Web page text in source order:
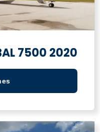
7500 2020